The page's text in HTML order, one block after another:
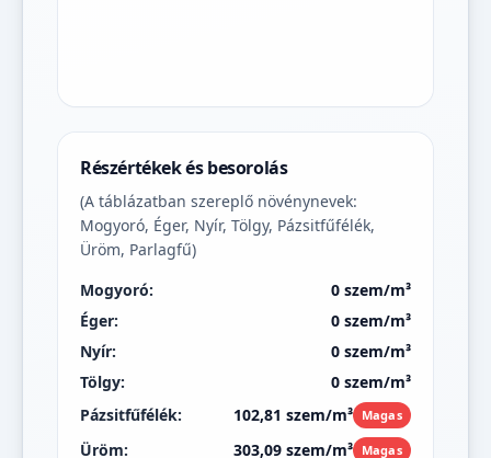
Részértékek és besorolás
(A táblázatban szereplő növénynevek:
Mogyoró, Éger, Nyír, Tölgy, Pázsitfűfélék,
Üröm, Parlagfű)
Mogyoró:
0 szem/m³
Éger:
0 szem/m³
Nyír:
0 szem/m³
Tölgy:
0 szem/m³
Pázsitfűfélék:
102,81 szem/m³ Magas
Üröm: 303,09 szem/m³ Magas